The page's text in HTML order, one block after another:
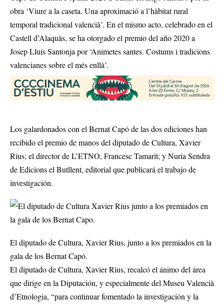
obra ‘Viure a la caseta. Una aproximació a l’hàbitat rural
temporal tradicional valencià’. En el mismo acto, celebrado en el
Castell d’Alaquàs, se ha otorgado el premio del año 2020 a
Josep Lluís Santonja por ‘Animetes santes. Costums i tradicions
valencianes sobre el més enllà’.
Los galardonados con el Bernat Capó de las dos ediciones han
recibido el premio de manos del diputado de Cultura, Xavier
Rius; el director de L’ETNO, Francesc Tamarit; y Nuria Sendra
de Edicions el Butllent, editorial que publicará el trabajo de
investigación.
El diputado de Cultura, Xavier Rius, junto a los premiados en la
gala de los Bernat Capó.
El diputado de Cultura, Xavier Rius, recalcó el ánimo del área
que dirige en la Diputación, y especialmente del Museu Valencià
d’Etnologia, “para continuar fomentado la investigación y la